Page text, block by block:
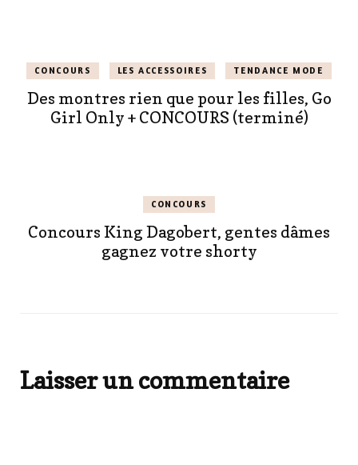
CONCOURS LES ACCESSOIRES TENDANCE MODE
Des montres rien que pour les filles, Go
Girl Only + CONCOURS (terminé)
CONCOURS
Concours King Dagobert, gentes dâmes
gagnez votre shorty
Laisser un commentaire